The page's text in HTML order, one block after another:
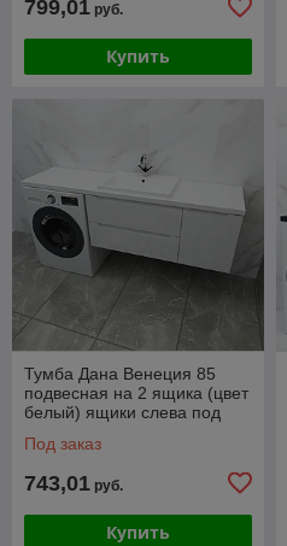
799,01 руб.
Купить
Тумба Дана Венеция 85
подвесная на 2 ящика (цвет
белый) ящики слева под
стиральной машиной
Под заказ
743,01 руб.
Купить